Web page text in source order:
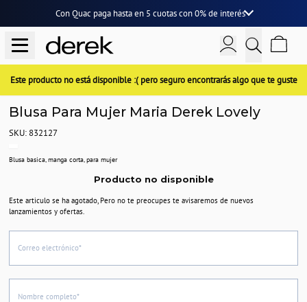
Con Quac paga hasta en 5 cuotascon0% de interés
Este producto no está disponible :( pero seguro encontrarás algo que te guste
Blusa Para Mujer Maria Derek Lovely
SKU: 832127
Blusa basica, manga corta, para mujer
Producto no disponible
Este articulo se ha agotado, Pero no te preocupes te avisaremos de nuevos
lanzamientos y ofertas.
Correo electrónico*
Nombre completo*